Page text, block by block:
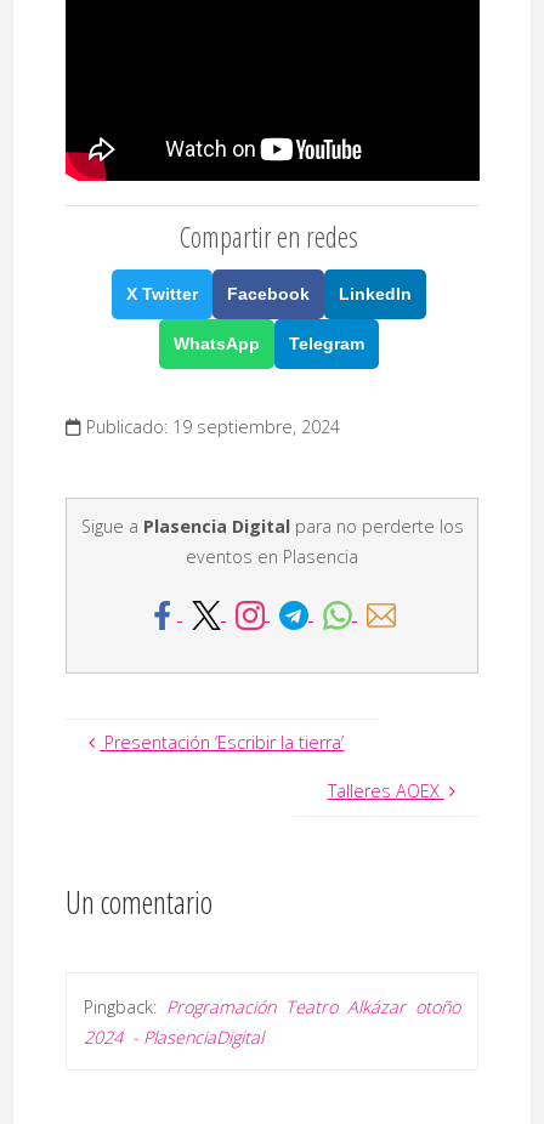
Compartir en redes
X Twitter Facebook LinkedIn
WhatsApp Telegram
Publicado: 19 septiembre, 2024
Sigue a Plasencia Digitalpara no perderte los
eventos en Plasencia
Presentación ‘Escribir la tierra’
Talleres AOEX
Un comentario
Pingback: Programación Teatro Alkázar otoño
2024 - PlasenciaDigital